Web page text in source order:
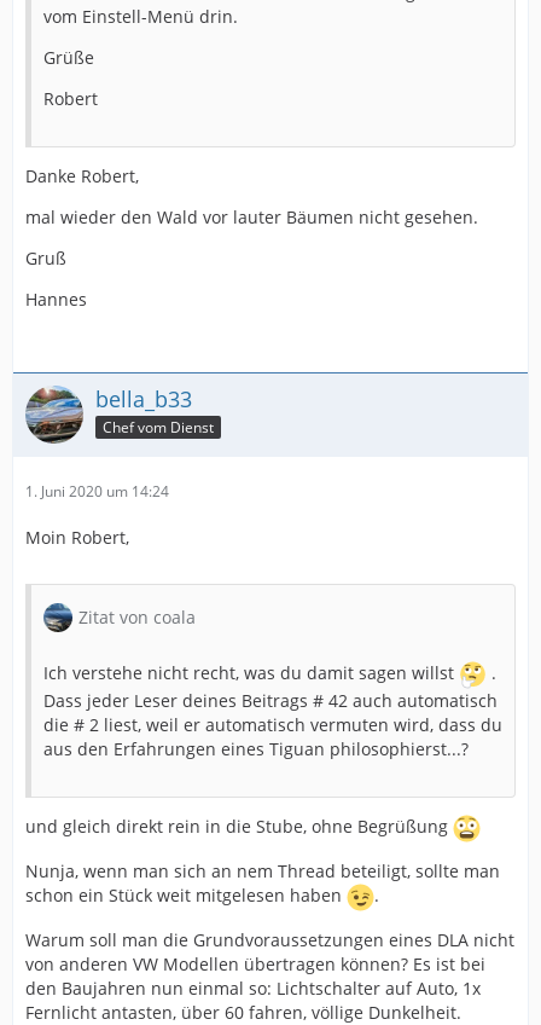
vom Einstell-Menü drin.
Grüße
Robert
Danke Robert,
mal wieder den Wald vor lauter Bäumen nicht gesehen.
Gruß
Hannes
bella_b33
Chef vom Dienst
1. Juni 2020 um 14:24
Moin Robert,
Zitat von coala
Ich verstehe nicht recht, was du damit sagen willst
.
Dass jeder Leser deines Beitrags # 42 auch automatisch
die # 2 liest, weil er automatisch vermuten wird, dass du
aus den Erfahrungen eines Tiguan philosophierst...?
und gleich direkt rein in die Stube, ohne Begrüßung
Nunja, wenn man sich an nem Thread beteiligt, sollte man
schon ein Stück weit mitgelesen haben
.
Warum soll man die Grundvoraussetzungen eines DLA nicht
von anderen VW Modellen übertragen können? Es ist bei
den Baujahren nun einmal so: Lichtschalter auf Auto, 1x
Fernlicht antasten, über 60 fahren, völlige Dunkelheit.